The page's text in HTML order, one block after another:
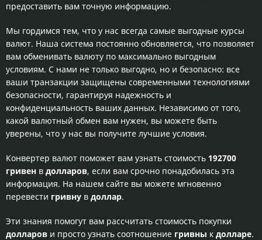
предоставить вам точную информацию.
Мы гордимся тем, что у нас всегда самые выгодные курсы
валют. Наша система постоянно обновляется, что позволяет
вам обменивать валюту по максимально выгодным
условиям. С нами не только выгодно, но и безопасно: все
ваши транзакции защищены современными технологиями
безопасности, гарантируя надежность и
конфиденциальность ваших данных. Независимо от того,
какой валютный обмен вам нужен, вы можете быть
уверены, что у нас вы получите лучшие условия.
Конвертер валют поможет вам узнать стоимость 192700
гривен в долларов, если вам срочно понадобилась эта
информация. На нашем сайте вы можете мгновенно
перевести гривну в доллар.
Эти знания помогут вам рассчитать стоимость покупки
долларов и просто узнать соотношение гривны к долларе.